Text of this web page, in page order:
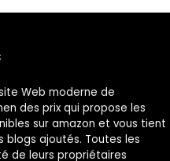
Web moderne de
des prix qui propose les
sur amazon et vous tient
blogs ajoutés. Toutes les
de leurs propriétaires